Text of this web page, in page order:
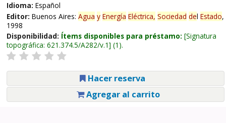
Idioma: Español
Editor: Buenos Aires: Agua y Energía Eléctrica, Sociedad del Estado,
1998
Disponibilidad: Ítems disponibles para préstamo: Signatura
topográfica: 621.374.5/A282/v.1 (1).
Hacer reserva
Agregar al carrito